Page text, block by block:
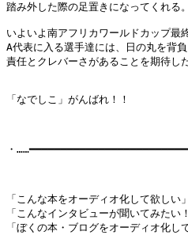
踏み外した際の足置きになってくれる。
いよいよ南アフリカワールドカップ最
A代表に入る選手達には、日の丸を背
責任とクレバーさがあることを期待した
「なでしこ」がんばれ！！
・
「こんな本をオーディオ化して欲しい」
「こんなインタビューが聞いてみたい
「ぼくの本・ブログをオーディオ化し